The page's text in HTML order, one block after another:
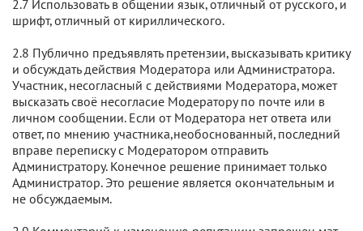
2.7 Использовать в общении язык, отличный от русского, и
шрифт, отличный от кириллического.
2.8 Публично предъявлять претензии, высказывать критику
и обсуждать действия Модератора или Администратора.
Участник, несогласный с действиями Модератора, может
высказать своё несогласие Модератору по почте или в
личном сообщении. Если от Модератора нет ответа или
ответ, по мнению участника,необоснованный, последний
вправе переписку с Модератором отправить
Администратору. Конечное решение принимает только
Администратор. Это решение является окончательным и
не обсуждаемым.